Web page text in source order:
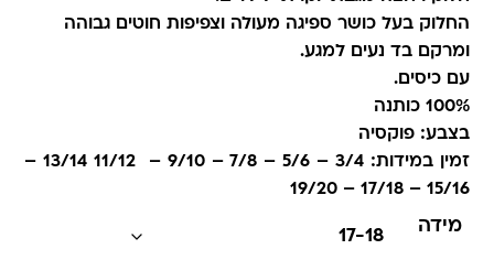
החלוק בעל כושר ספיגה מעולה וצפיפות חוטים גבוהה
ומרקם בד נעים למגע.
עם כיסים.
100% כותנה
בצבע: פוקסיה
זמין במידות: 3/4 – 5/6 – 7/8 – 9/10 – 11/12 13/14 –
15/16 – 17/18 – 19/20
מידה